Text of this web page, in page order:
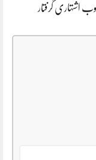
اشتہاری گرفتار